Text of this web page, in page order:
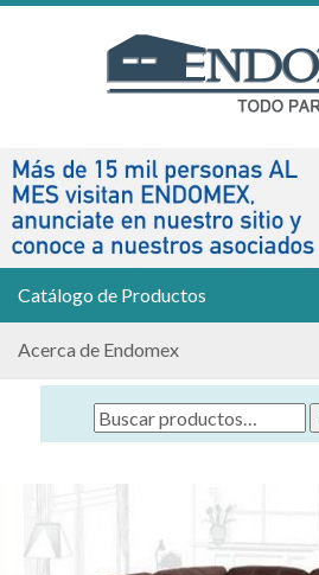
Catálogo de Productos
Acerca de Endomex